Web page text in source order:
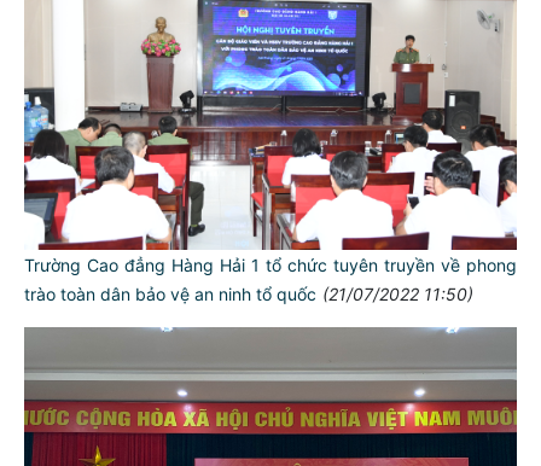
Trường Cao đẳng Hàng Hải 1 tổ chức tuyên truyền về phong
trào toàn dân bảo vệ an ninh tổ quốc (21/07/2022 11:50)